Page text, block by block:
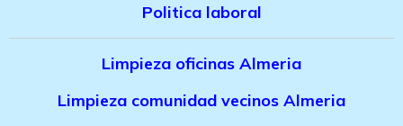
Politica laboral
Limpieza oficinas Almeria
Limpieza comunidad vecinos Almeria